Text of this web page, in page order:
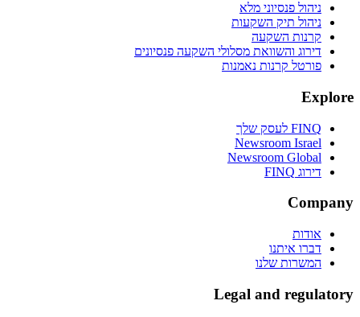
ניהול פנסיוני מלא
ניהול תיק השקעות
קרנות השקעה
דירוג והשוואת מסלולי השקעה פנסיונים
פורטל קרנות נאמנות
Explore
FINQ לעסק שלך
Newsroom Israel
Newsroom Global
דירוג FINQ
Company
אודות
דברו איתנו
המשרות שלנו
Legal and regulatory